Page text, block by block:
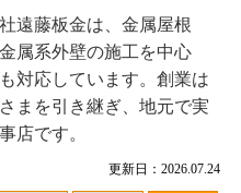
更新日：2026.07.24
遠藤板金は、金属屋根
属系外壁の施工を中心
対応しています。創業は
まを引き継ぎ、地元で実
店です。